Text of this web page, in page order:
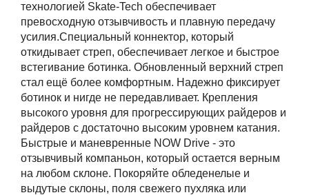
технологией Skate-Tech обеспечивает
превосходную отзывчивость и плавную передачу
усилия.Специальный коннектор, который
откидывает стреп, обеспечивает легкое и быстрое
встегивание ботинка. Обновленный верхний стреп
стал ещё более комфортным. Надежно фиксирует
ботинок и нигде не передавливает. Крепления
высокого уровня для прогрессирующих райдеров и
райдеров с достаточно высоким уровнем катания.
Быстрые и маневренные NOW Drive - это
отзывчивый компаньон, который остается верным
на любом склоне. Покоряйте обледенелые и
выдутые склоны, поля свежего пухляка или